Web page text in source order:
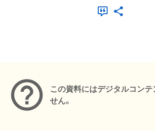
この資料にはデジタルコンテ
せん。